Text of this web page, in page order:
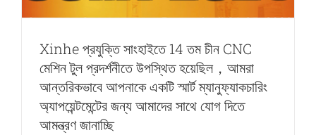
Xinhe প্রযুক্তি সাংহাইতে 14 তম চীন CNC
মেশিন টুল প্রদর্শনীতে উপস্থিত হয়েছিল，আমরা
আন্তরিকভাবে আপনাকে একটি স্মার্ট ম্যানুফ্যাকচারিং
অ্যাপয়েন্টমেন্টের জন্য আমাদের সাথে যোগ দিতে
আমন্ত্রণ জানাচ্ছি